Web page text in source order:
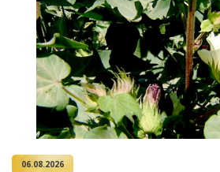
06.08.2026